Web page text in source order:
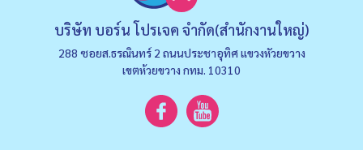
บริษัท บอร์น โปรเจค จำกัด(สำนักงานใหญ่)
288 ซอยส.ธรณินทร์ 2 ถนนประชาอุทิศ แขวงหัวยขวาง
เขตห้วยขวาง กทม. 10310